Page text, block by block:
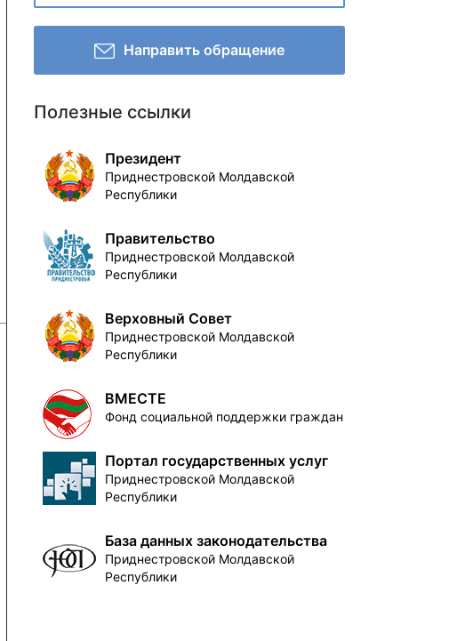
Направить обращение
Полезные ссылки
Президент
Приднестровской Молдавской
Республики
Правительство
Приднестровской Молдавской
Республики
Верховный Совет
Приднестровской Молдавской
Республики
ВМЕСТЕ
Фонд социальной поддержки граждан
Портал государственных услуг
Приднестровской Молдавской
Республики
База данных законодательства
Приднестровской Молдавской
Республики